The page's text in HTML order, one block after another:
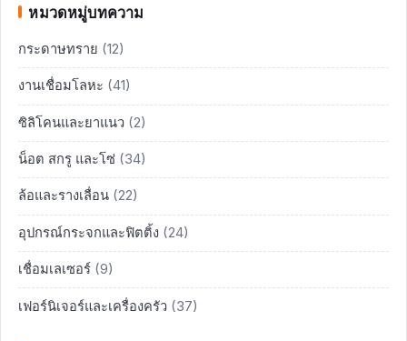
หมวดหมู่บทความ
กระดาษทราย (12)
งานเชื่อมโลหะ (41)
ซิลิโคนและยาแนว (2)
น็อต สกรู และโซ่ (34)
ล้อและรางเลื่อน (22)
อุปกรณ์กระจกและฟิตติ้ง (24)
เชื่อมเลเซอร์ (9)
เฟอร์นิเจอร์และเครื่องครัว (37)